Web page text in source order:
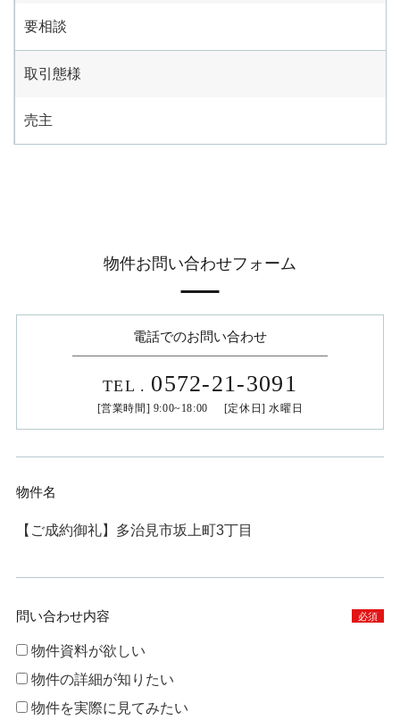
要相談
取引態様
売主
物件お問い合わせフォーム
電話でのお問い合わせ
TEL . 0572-21-3091
[営業時間] 9:00~18:00 [定休日] 水曜日
物件名
【ご成約御礼】多治見市坂上町3丁目
問い合わせ内容 必須
物件資料が欲しい
物件の詳細が知りたい
物件を実際に見てみたい